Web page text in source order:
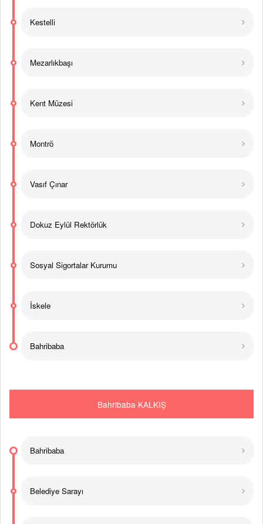
Kestelli
Mezarlıkbaşı
Kent Müzesi
Montrö
Vasıf Çınar
Dokuz Eylül Rektörlük
Sosyal Sigortalar Kurumu
İskele
Bahribaba
Bahribaba KALKIŞ
Bahribaba
Belediye Sarayı